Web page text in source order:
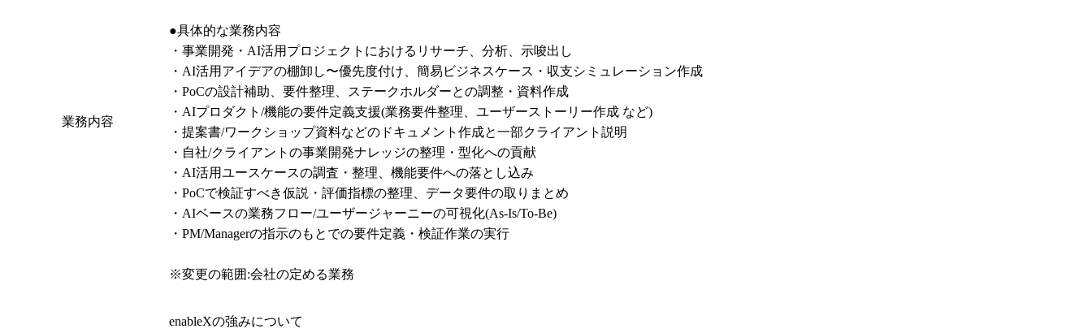
業務内容
●具体的な業務内容
・事業開発・AI活用プロジェクトにおけるリサーチ、分析、示唆出し
・AI活用アイデアの棚卸し〜優先度付け、簡易ビジネスケース・収支シミュレーション作成
・PoCの設計補助、要件整理、ステークホルダーとの調整・資料作成
・AIプロダクト/機能の要件定義支援(業務要件整理、ユーザーストーリー作成 など)
・提案書/ワークショップ資料などのドキュメント作成と一部クライアント説明
・自社/クライアントの事業開発ナレッジの整理・型化への貢献
・AI活用ユースケースの調査・整理、機能要件への落とし込み
・PoCで検証すべき仮説・評価指標の整理、データ要件の取りまとめ
・AIベースの業務フロー/ユーザージャーニーの可視化(As-Is/To-Be)
・PM/Managerの指示のもとでの要件定義・検証作業の実行
※変更の範囲:会社の定める業務
enableXの強みについて